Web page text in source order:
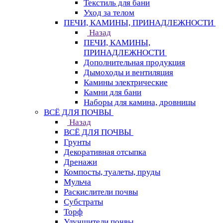
Текстиль для бани
Уход за телом
ПЕЧИ, КАМИНЫ, ПРИНАДЛЕЖНОСТИ
Назад
ПЕЧИ, КАМИНЫ,
ПРИНАДЛЕЖНОСТИ
Дополнительная продукция
Дымоходы и вентиляция
Камины электрические
Камни для бани
Наборы для камина, дровницы
ВСЁ ДЛЯ ПОЧВЫ
Назад
ВСЁ ДЛЯ ПОЧВЫ
Грунты
Декоративная отсыпка
Дренажи
Компосты, туалеты, пруды
Мульча
Раскислители почвы
Субстраты
Торф